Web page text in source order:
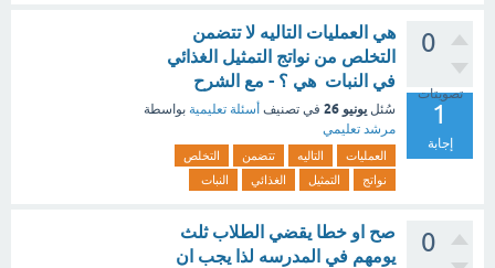
0
تصويتات
1
إجابة
هي العمليات التاليه لا تتضمن
التخلص من نواتج التمثيل الغذائي
في النبات هي ؟ - مع الشرح
سُئل يونيو 26 في تصنيف أسئلة تعليمية بواسطة
مرشد تعليمي
العمليات التاليه تتضمن
التخلص
نواتج
التمثيل الغذائي النبات
0
صح او خطا يقضي الطلاب ثلث
يومهم في المدرسه لذا يجب ان